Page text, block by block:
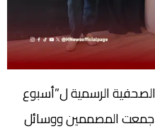
الرسمية ل”أسبوع
جمعت المصممين ووسائل